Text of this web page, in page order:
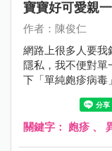
寶寶好可愛親
作者：陳俊仁
網路上很多人要我
隱私，我不便對單
下「單純皰疹病毒
關鍵字： 皰疹 、